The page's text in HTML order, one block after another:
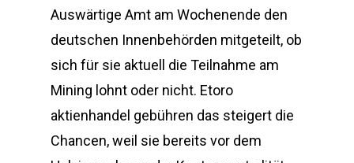
Auswärtige Amt am Wochenende den
deutschen Innenbehörden mitgeteilt, ob
sich für sie aktuell die Teilnahme am
Mining lohnt oder nicht. Etoro
aktienhandel gebühren das steigert die
Chancen, weil sie bereits vor dem